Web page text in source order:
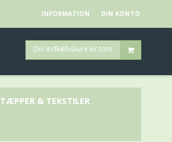
INFORMATION DIN KONTO
Din indkøbskurv er tom
TÆPPER & TEKSTILER